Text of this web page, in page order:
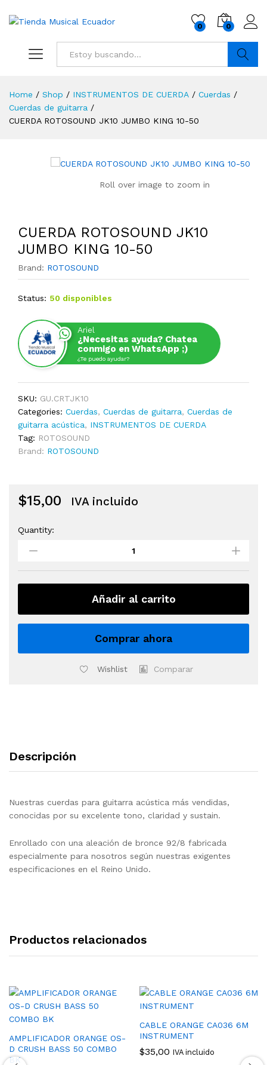
0 0
Home / Shop / INSTRUMENTOS DE CUERDA / Cuerdas /
Cuerdas de guitarra /
CUERDA ROTOSOUND JK10 JUMBO KING 10-50
Roll over image to zoom in
CUERDA ROTOSOUND JK10
JUMBO KING 10-50
Brand: ROTOSOUND
Status: 50 disponibles
Ariel
¿Necesitas ayuda? Chatea
conmigo en WhatsApp ;)
¿Te puedo ayudar?
SKU: GU.CRTJK10
Categories: Cuerdas, Cuerdas de guitarra, Cuerdas de
guitarra acústica, INSTRUMENTOS DE CUERDA
Tag: ROTOSOUND
Brand: ROTOSOUND
$15,00 IVA incluido
CUERDA
JUMBO
KING
quantity
Quantity:
Añadir al carrito
Comprar ahora
Wishlist Comparar
Descripción
Nuestras cuerdas para guitarra acústica más vendidas,
conocidas por su excelente tono, claridad y sustain.
Enrollado con una aleación de bronce 92/8 fabricada
especialmente para nosotros según nuestras exigentes
especificaciones en el Reino Unido.
Productos relacionados
AMPLIFICADOR ORANGE OS-
D CRUSH BASS 50 COMBO
BK
CABLE ORANGE CA036 6M
INSTRUMENT
$35,00 IVA incluido